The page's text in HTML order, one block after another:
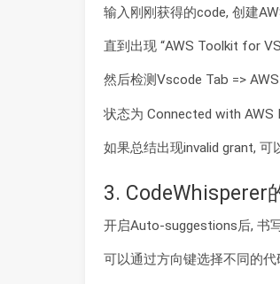
输入刚刚获得的code, 创建
直到出现 “AWS Toolkit for
然后检测Vscode Tab =>
状态为 Connected with AWS
如果总结出现invalid grant,
3. CodeWhisperer
开启Auto-suggestions后, 书
可以通过方向键选择不同的